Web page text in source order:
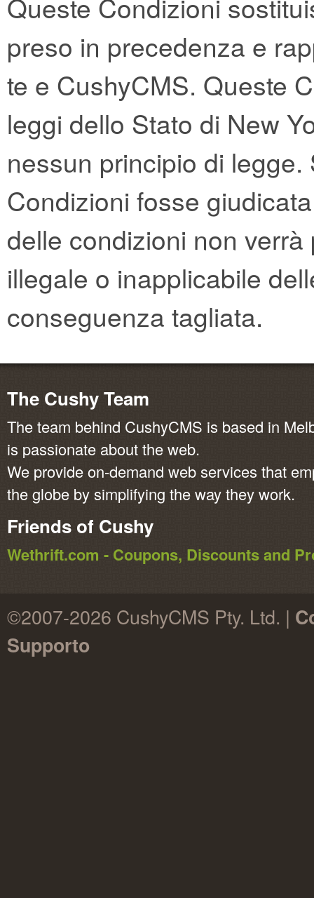
preso in precedenza e
te e CushyCMS. Queste
leggi dello Stato di New
nessun principio di
Condizioni fosse
delle condizioni non
illegale o inapplicabile
conseguenza tagliata.
The Cushy Team
The team behind CushyCMS is based in
is passionate about the web.
We provide on-demand web services that
the globe by simplifying the way they work.
Friends of Cushy
Wethrift.com - Coupons, Discounts and
©2007-2026 CushyCMS Pty. Ltd. |
Supporto